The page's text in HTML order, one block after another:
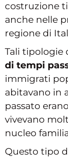
costruzione
anche nelle
regione di
Tali tipologie
di tempi
immigrati
abitavano in
passato
vivevano
nucleo
Questo tipo